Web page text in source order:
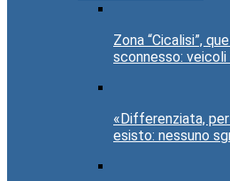
Zona “Cicalisi”,
sconnesso:
«Differenziata,
esisto: nessuno